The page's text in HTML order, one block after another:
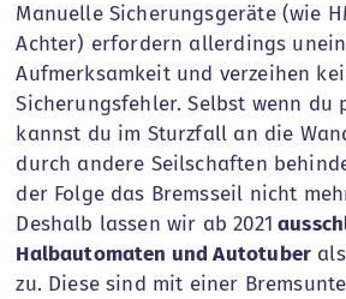
Manuelle Sicherungsgeräte (wie
Achter) erfordern allerdings
Aufmerksamkeit und verzeihen
Sicherungsfehler. Selbst wenn du
kannst du im Sturzfall an die
durch andere Seilschaften
der Folge das Bremsseil nicht
Deshalb lassen wir ab 2021
Halbautomaten und Autotuber
zu. Diese sind mit einer